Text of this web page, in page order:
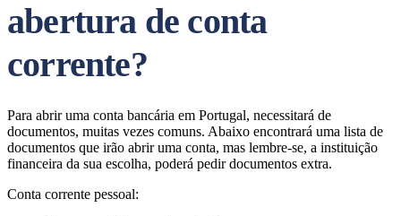
abertura de conta
corrente?
Para abrir uma conta bancária em Portugal, necessitará de
documentos, muitas vezes comuns. Abaixo encontrará uma lista de
documentos que irão abrir uma conta, mas lembre-se, a instituição
financeira da sua escolha, poderá pedir documentos extra.
Conta corrente pessoal: